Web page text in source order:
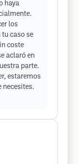
haya
los
tu caso se
coste
aclaró en
parte.
estaremos
necesites.